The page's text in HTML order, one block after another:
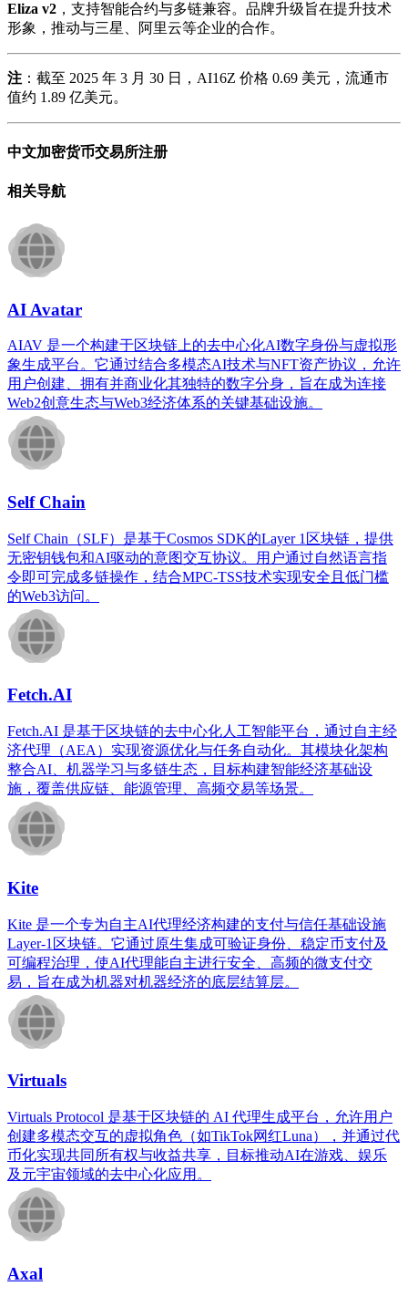
Eliza v2 ，支持智能合约与多链兼容。品牌升级旨在提升技术
形象，推动与三星、阿里云等企业的合作。
注 ：截至 2025 年 3 月 30 日，AI16Z 价格 0.69 美元，流通市
值约 1.89 亿美元。
中文加密货币交易所注册
相关导航
AI Avatar
AIAV 是一个构建于区块链上的去中心化AI数字身份与虚拟形
象生成平台。它通过结合多模态AI技术与NFT资产协议，允许
用户创建、拥有并商业化其独特的数字分身，旨在成为连接
Web2创意生态与Web3经济体系的关键基础设施。
Self Chain
Self Chain（SLF）是基于Cosmos SDK的Layer 1区块链，提供
无密钥钱包和AI驱动的意图交互协议。用户通过自然语言指
令即可完成多链操作，结合MPC-TSS技术实现安全且低门槛
的Web3访问。
Fetch.AI
Fetch.AI 是基于区块链的去中心化人工智能平台，通过自主经
济代理（AEA）实现资源优化与任务自动化。其模块化架构
整合AI、机器学习与多链生态，目标构建智能经济基础设
施，覆盖供应链、能源管理、高频交易等场景。
Kite
Kite 是一个专为自主AI代理经济构建的支付与信任基础设施
Layer-1区块链。它通过原生集成可验证身份、稳定币支付及
可编程治理，使AI代理能自主进行安全、高频的微支付交
易，旨在成为机器对机器经济的底层结算层。
Virtuals
Virtuals Protocol 是基于区块链的 AI 代理生成平台，允许用户
创建多模态交互的虚拟角色（如TikTok网红Luna），并通过代
币化实现共同所有权与收益共享，目标推动AI在游戏、娱乐
及元宇宙领域的去中心化应用。
Axal